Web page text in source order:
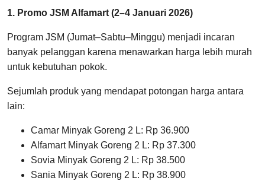
1. Promo JSM Alfamart (2–4 Januari 2026)
Program JSM (Jumat–Sabtu–Minggu) menjadi incaran
banyak pelanggan karena menawarkan harga lebih murah
untuk kebutuhan pokok.
Sejumlah produk yang mendapat potongan harga antara
lain:
Camar Minyak Goreng 2 L: Rp 36.900
Alfamart Minyak Goreng 2 L: Rp 37.300
Sovia Minyak Goreng 2 L: Rp 38.500
Sania Minyak Goreng 2 L: Rp 38.900